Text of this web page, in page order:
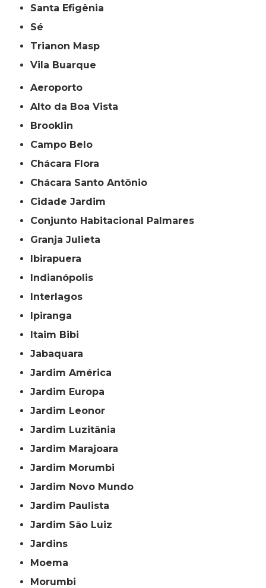
Santa Efigênia
Sé
Trianon Masp
Vila Buarque
Aeroporto
Alto da Boa Vista
Brooklin
Campo Belo
Chácara Flora
Chácara Santo Antônio
Cidade Jardim
Conjunto Habitacional Palmares
Granja Julieta
Ibirapuera
Indianópolis
Interlagos
Ipiranga
Itaim Bibi
Jabaquara
Jardim América
Jardim Europa
Jardim Leonor
Jardim Luzitânia
Jardim Marajoara
Jardim Morumbi
Jardim Novo Mundo
Jardim Paulista
Jardim São Luiz
Jardins
Moema
Morumbi